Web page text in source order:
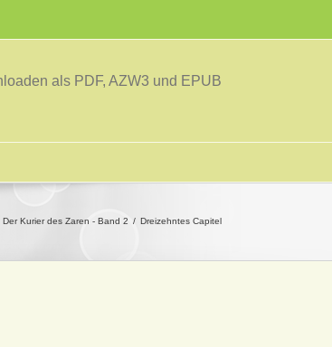
als PDF, AZW3 und EPUB
Der Kurier des Zaren - Band 2 Dreizehntes Capitel